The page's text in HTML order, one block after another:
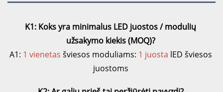
K1: Koks yra minimalus LED juostos / modulių
užsakymo kiekis (MOQ)?
A1: 1 vienetas šviesos moduliams: 1 juosta lED šviesos
juostoms